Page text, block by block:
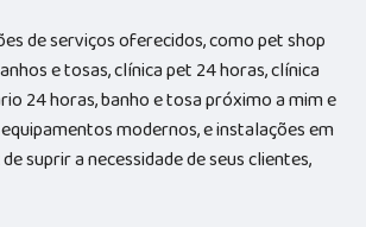
de serviços oferecidos, como pet shop
e tosas, clínica pet 24 horas, clínica
24 horas, banho e tosa próximo a mim e
modernos, e instalações em
suprir a necessidade de seus clientes,